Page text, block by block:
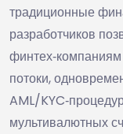
традиционные
разработчиков
потоки,
AML/
мультивалютных